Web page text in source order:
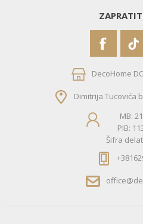
DecoHome
Dimitrija Tucovića
MB:
PIB:
Šifra